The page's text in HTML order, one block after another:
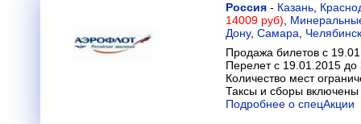
Россия - Казань
14009 руб)
Дону, Самара
Челябинск
Продажа билетов с
Перелет с 19.01.2015 до
Количество мест
Таксы и сборы включены
Подробнее о спецАкции